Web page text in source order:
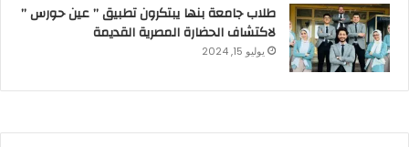
طلاب جامعة بنها يبتكرون تطبيق ” عين حورس ”
لاكتشاف الحضارة المصرية القديمة
يوليو 15, 2024